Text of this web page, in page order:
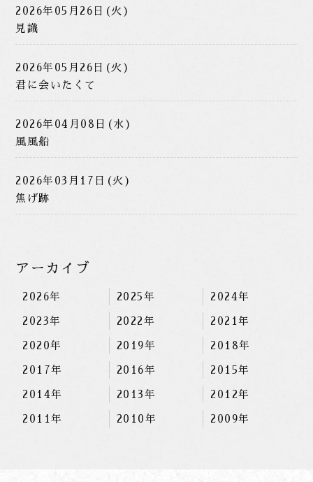
2026年05月26日(火)
見識
2026年05月26日(火)
君に会いたくて
2026年04月08日(水)
風風船
2026年03月17日(火)
焦げ跡
アーカイブ
2026年 2025年 2024年
2023年 2022年 2021年
2020年 2019年 2018年
2017年 2016年 2015年
2014年 2013年 2012年
2011年 2010年 2009年